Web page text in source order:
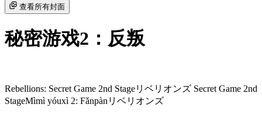
查看所有封面
秘密游戏2：反叛
Rebellions: Secret Game 2nd Stageリベリオンズ Secret Game 2nd
StageMìmì yóuxì 2: Fǎnpàn リベリオンズ